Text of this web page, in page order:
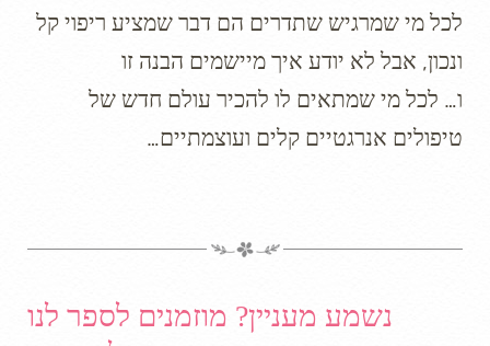
לכל מי שמרגיש שתדרים הם דבר שמציע ריפוי קל
ונכון, אבל לא יודע איך מיישמים הבנה זו
ו… לכל מי שמתאים לו להכיר עולם חדש של
טיפולים אנרגטיים קלים ועוצמתיים…
נשמע מעניין? מוזמנים לספר לנו